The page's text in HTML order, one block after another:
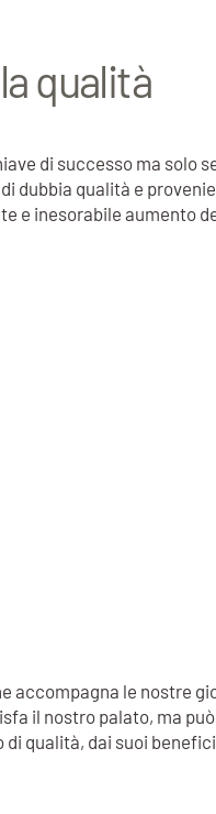
qualità
di successo ma solo
qualità e
e inesorabile aumento
accompagna le nostre
il nostro palato, ma
qualità, dai suoi